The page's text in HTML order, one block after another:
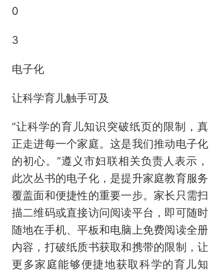
0
3
电子化
让科学育儿触手可及
“让科学的育儿知识突破纸页的限制，真
正走进每一个家庭。这是我们推动电子化
的初心。”遵义市妇联相关负责人表示，
此次丛书的电子化，是提升家庭教育服务
覆盖面和便捷性的重要一步。家长只需扫
描二维码或直接访问阅读平台，即可随时
随地在手机、平板和电脑上免费阅读全册
内容，打破纸质书获取和携带的限制，让
更多家庭能够便捷地获取科学的育儿知